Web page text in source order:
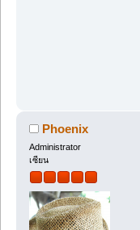
Phoenix
Administrator
เซียน